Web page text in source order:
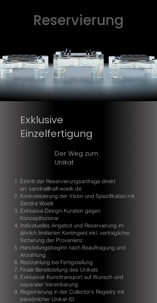
Reservierung
Exklusive
Einzelfertigung
Der Weg zum
Unikat
Eintritt der Reservierungsanfrage direkt
an: sandra@ralf-woelk.de
Konkretisierung der Vision und Spezifikation mit
Sandra Woelk
Exklusive Design-Kuration gegen
Konzepthonorar
Individuelles Angebot und Reservierung im
jährlich limitierten Kontingent inkl. vertraglicher
Sicherung der Provenienz
Herstellungsbeginn nach Beauftragung und
Anzahlung
Restzahlung bei Fertigstellung
Finale Bereitstellung des Unikats
Exklusiver Kunsttransport auf Wunsch und
separater Vereinbarung
Registrierung in der Collector's Registry mit
persönlicher Unikat-ID